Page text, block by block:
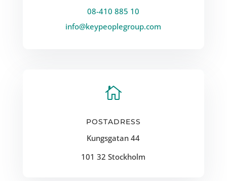
08-410 885 10
info@keypeoplegroup.com

POSTADRESS
Kungsgatan 44
101 32 Stockholm